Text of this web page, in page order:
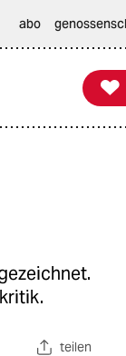
abo

taz
teilen